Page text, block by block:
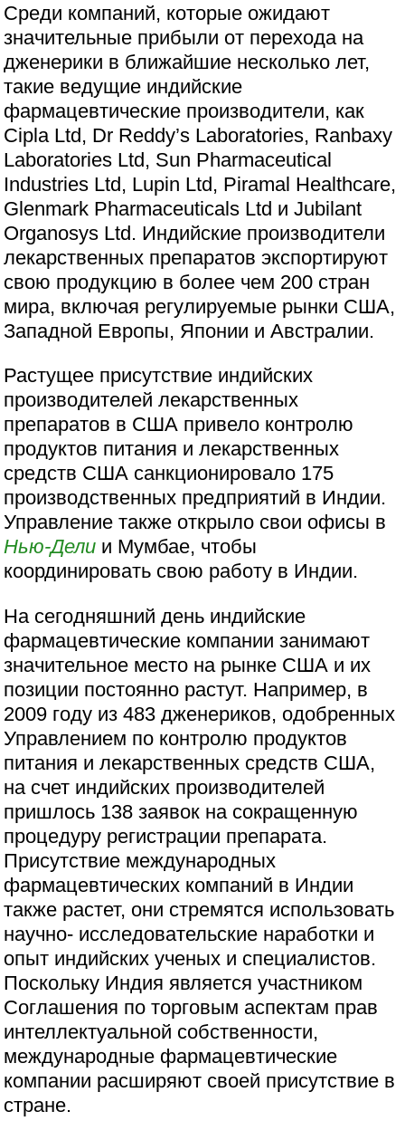
Среди компаний, которые ожидают
значительные прибыли от перехода на
дженерики в ближайшие несколько лет,
такие ведущие индийские
фармацевтические производители, как
Cipla Ltd, Dr Reddy’s Laboratories, Ranbaxy
Laboratories Ltd, Sun Pharmaceutical
Industries Ltd, Lupin Ltd, Piramal Healthcare,
Glenmark Pharmaceuticals Ltd и Jubilant
Organosys Ltd. Индийские производители
лекарственных препаратов экспортируют
свою продукцию в более чем 200 стран
мира, включая регулируемые рынки США,
Западной Европы, Японии и Австралии.
Растущее присутствие индийских
производителей лекарственных
препаратов в США привело контролю
продуктов питания и лекарственных
средств США санкционировало 175
производственных предприятий в Индии.
Управление также открыло свои офисы в
Нью-Дели и Мумбае, чтобы
координировать свою работу в Индии.
На сегодняшний день индийские
фармацевтические компании занимают
значительное место на рынке США и их
позиции постоянно растут. Например, в
2009 году из 483 дженериков, одобренных
Управлением по контролю продуктов
питания и лекарственных средств США,
на счет индийских производителей
пришлось 138 заявок на сокращенную
процедуру регистрации препарата.
Присутствие международных
фармацевтических компаний в Индии
также растет, они стремятся использовать
научно- исследовательские наработки и
опыт индийских ученых и специалистов.
Поскольку Индия является участником
Соглашения по торговым аспектам прав
интеллектуальной собственности,
международные фармацевтические
компании расширяют своей присутствие в
стране.